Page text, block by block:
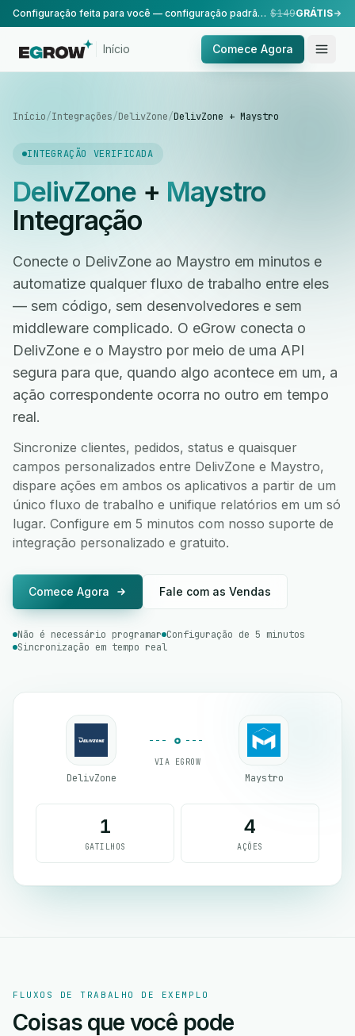
Configuração feita para você — configuração padrão, realizada pela nossa equipe. $149GRÁTIS
Início Comece Agora
Início/Integrações/DelivZone/DelivZone + Maystro
INTEGRAÇÃO VERIFICADA
DelivZone+ Maystro
Integração
Conecte o DelivZone ao Maystro em minutos e
automatize qualquer fluxo de trabalho entre eles
— sem código, sem desenvolvedores e sem
middleware complicado. O eGrow conecta o
DelivZone e o Maystro por meio de uma API
segura para que, quando algo acontece em um, a
ação correspondente ocorra no outro em tempo
real.
Sincronize clientes, pedidos, status e quaisquer
campos personalizados entre DelivZone e Maystro,
dispare ações em ambos os aplicativos a partir de um
único fluxo de trabalho e unifique relatórios em um só
lugar. Configure em 5 minutos com nosso suporte de
integração personalizado e gratuito.
Comece Agora Fale com as Vendas
Não é necessário programar Configuração de 5 minutos
Sincronização em tempo real
DelivZone
VIA EGROW
Maystro
1
GATILHOS
4
AÇÕES
FLUXOS DE TRABALHO DE EXEMPLO
Coisas que você pode